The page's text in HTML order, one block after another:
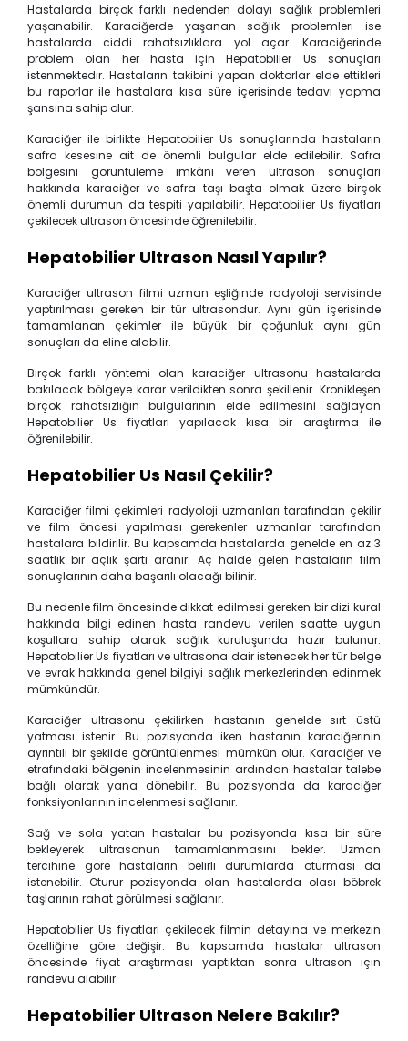
Hastalarda birçok farklı nedenden dolayı sağlık problemleri
yaşanabilir. Karaciğerde yaşanan sağlık problemleri ise
hastalarda ciddi rahatsızlıklara yol açar. Karaciğerinde
problem olan her hasta için Hepatobilier Us sonuçları
istenmektedir. Hastaların takibini yapan doktorlar elde ettikleri
bu raporlar ile hastalara kısa süre içerisinde tedavi yapma
şansına sahip olur.
Karaciğer ile birlikte Hepatobilier Us sonuçlarında hastaların
safra kesesine ait de önemli bulgular elde edilebilir. Safra
bölgesini görüntüleme imkânı veren ultrason sonuçları
hakkında karaciğer ve safra taşı başta olmak üzere birçok
önemli durumun da tespiti yapılabilir. Hepatobilier Us fiyatları
çekilecek ultrason öncesinde öğrenilebilir.
Hepatobilier Ultrason Nasıl Yapılır?
Karaciğer ultrason filmi uzman eşliğinde radyoloji servisinde
yaptırılması gereken bir tür ultrasondur. Aynı gün içerisinde
tamamlanan çekimler ile büyük bir çoğunluk aynı gün
sonuçları da eline alabilir.
Birçok farklı yöntemi olan karaciğer ultrasonu hastalarda
bakılacak bölgeye karar verildikten sonra şekillenir. Kronikleşen
birçok rahatsızlığın bulgularının elde edilmesini sağlayan
Hepatobilier Us fiyatları yapılacak kısa bir araştırma ile
öğrenilebilir.
Hepatobilier Us Nasıl Çekilir?
Karaciğer filmi çekimleri radyoloji uzmanları tarafından çekilir
ve film öncesi yapılması gerekenler uzmanlar tarafından
hastalara bildirilir. Bu kapsamda hastalarda genelde en az 3
saatlik bir açlık şartı aranır. Aç halde gelen hastaların film
sonuçlarının daha başarılı olacağı bilinir.
Bu nedenle film öncesinde dikkat edilmesi gereken bir dizi kural
hakkında bilgi edinen hasta randevu verilen saatte uygun
koşullara sahip olarak sağlık kuruluşunda hazır bulunur.
Hepatobilier Us fiyatları ve ultrasona dair istenecek her tür belge
ve evrak hakkında genel bilgiyi sağlık merkezlerinden edinmek
mümkündür.
Karaciğer ultrasonu çekilirken hastanın genelde sırt üstü
yatması istenir. Bu pozisyonda iken hastanın karaciğerinin
ayrıntılı bir şekilde görüntülenmesi mümkün olur. Karaciğer ve
etrafındaki bölgenin incelenmesinin ardından hastalar talebe
bağlı olarak yana dönebilir. Bu pozisyonda da karaciğer
fonksiyonlarının incelenmesi sağlanır.
Sağ ve sola yatan hastalar bu pozisyonda kısa bir süre
bekleyerek ultrasonun tamamlanmasını bekler. Uzman
tercihine göre hastaların belirli durumlarda oturması da
istenebilir. Oturur pozisyonda olan hastalarda olası böbrek
taşlarının rahat görülmesi sağlanır.
Hepatobilier Us fiyatları çekilecek filmin detayına ve merkezin
özelliğine göre değişir. Bu kapsamda hastalar ultrason
öncesinde fiyat araştırması yaptıktan sonra ultrason için
randevu alabilir.
Hepatobilier Ultrason Nelere Bakılır?